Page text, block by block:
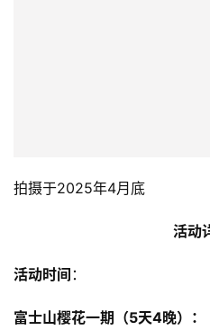
拍摄于2025年4月底
活动
活动时间 ：
富士山樱花一期（5天4晚）：